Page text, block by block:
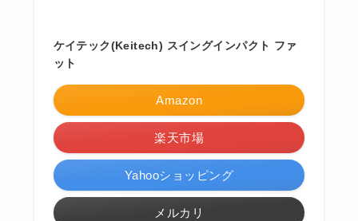
ケイテック(Keitech) スイングインパクト ファ
ット
Amazon
楽天市場
Yahooショッピング
メルカリ